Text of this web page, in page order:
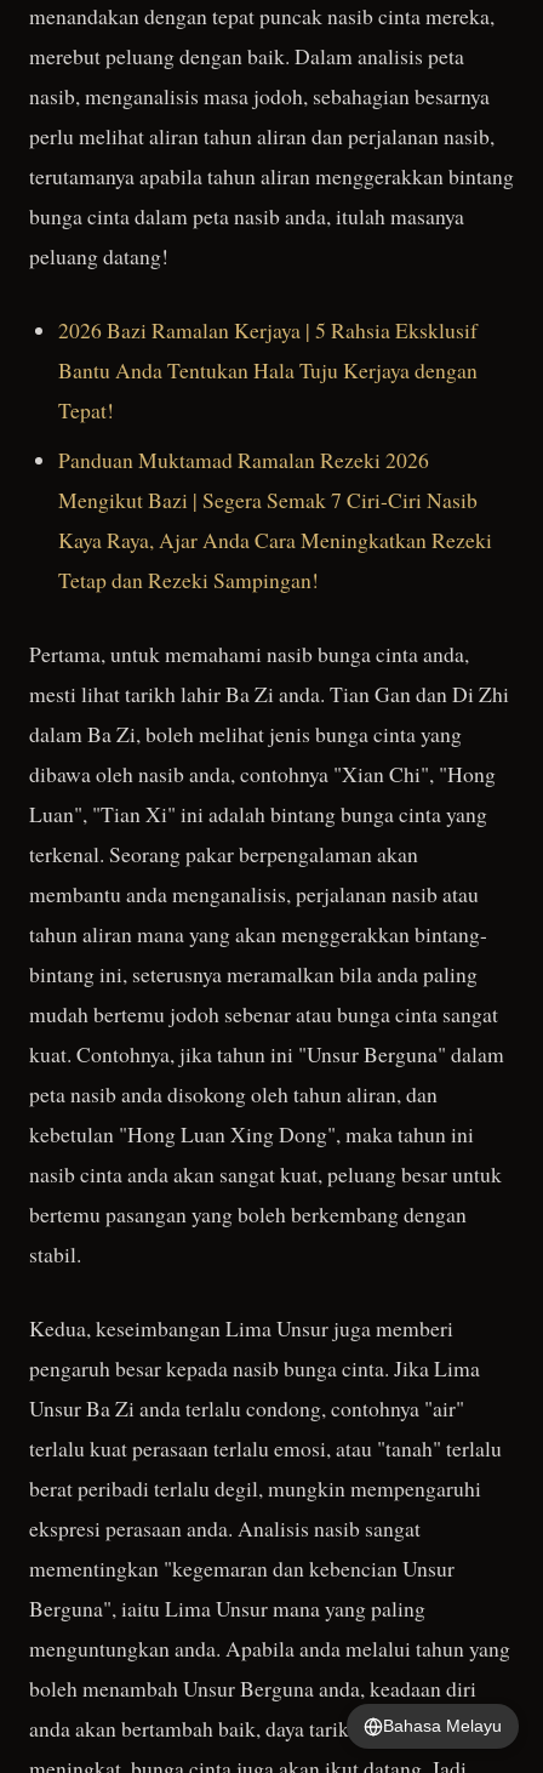
menandakan dengan tepat puncak nasib cinta mereka,
merebut peluang dengan baik. Dalam analisis peta
nasib, menganalisis masa jodoh, sebahagian besarnya
perlu melihat aliran tahun aliran dan perjalanan nasib,
terutamanya apabila tahun aliran menggerakkan bintang
bunga cinta dalam peta nasib anda, itulah masanya
peluang datang!
2026 Bazi Ramalan Kerjaya | 5 Rahsia Eksklusif
Bantu Anda Tentukan Hala Tuju Kerjaya dengan
Tepat!
Panduan Muktamad Ramalan Rezeki 2026
Mengikut Bazi | Segera Semak 7 Ciri-Ciri Nasib
Kaya Raya, Ajar Anda Cara Meningkatkan Rezeki
Tetap dan Rezeki Sampingan!
Pertama, untuk memahami nasib bunga cinta anda,
mesti lihat tarikh lahir Ba Zi anda. Tian Gan dan Di Zhi
dalam Ba Zi, boleh melihat jenis bunga cinta yang
dibawa oleh nasib anda, contohnya "Xian Chi", "Hong
Luan", "Tian Xi" ini adalah bintang bunga cinta yang
terkenal. Seorang pakar berpengalaman akan
membantu anda menganalisis, perjalanan nasib atau
tahun aliran mana yang akan menggerakkan bintang-
bintang ini, seterusnya meramalkan bila anda paling
mudah bertemu jodoh sebenar atau bunga cinta sangat
kuat. Contohnya, jika tahun ini "Unsur Berguna" dalam
peta nasib anda disokong oleh tahun aliran, dan
kebetulan "Hong Luan Xing Dong", maka tahun ini
nasib cinta anda akan sangat kuat, peluang besar untuk
bertemu pasangan yang boleh berkembang dengan
stabil.
Kedua, keseimbangan Lima Unsur juga memberi
pengaruh besar kepada nasib bunga cinta. Jika Lima
Unsur Ba Zi anda terlalu condong, contohnya "air"
terlalu kuat perasaan terlalu emosi, atau "tanah" terlalu
berat peribadi terlalu degil, mungkin mempengaruhi
ekspresi perasaan anda. Analisis nasib sangat
mementingkan "kegemaran dan kebencian Unsur
Berguna", iaitu Lima Unsur mana yang paling
menguntungkan anda. Apabila anda melalui tahun yang
boleh menambah Unsur Berguna anda, keadaan diri
anda akan bertambah baik, daya tarikan semula jadi
Bahasa Melayu